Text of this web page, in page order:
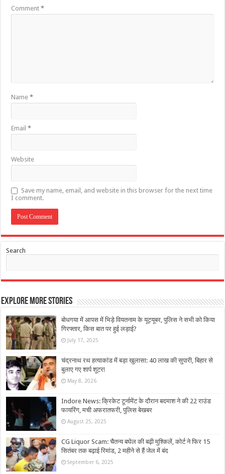
Comment*
Name*
Email*
Website
Save my name, email, and website in this browser for the next time
I comment.
Search
Explore More Stories
बोधगया में आपस में भिड़े वियतनाम के यूट्यूबर, पुलिस ने सभी को किया
गिरफ्तार, किस बात पर हुई लड़ाई?
July 17, 2025
चंद्रनाथ रथ हत्याकांड में बड़ा खुलासा: 40 लाख की सुपारी, बिहार से
बुलाए गए शार्प शूटर!
May 8, 2026
Indore News: क्रिकेट टूर्नामेंट के दौरान बदमाश ने की 22 राउंड
फायरिंग, मची अफरातफरी, पुलिस बेखबर
August 25, 2025
CG Liquor Scam: चैतन्य बघेल की बढ़ी मुश्किलें, कोर्ट ने फिर 15
सितंबर तक बढ़ाई रिमांड, 2 महीने से हैं जेल में बंद
September 6, 2025